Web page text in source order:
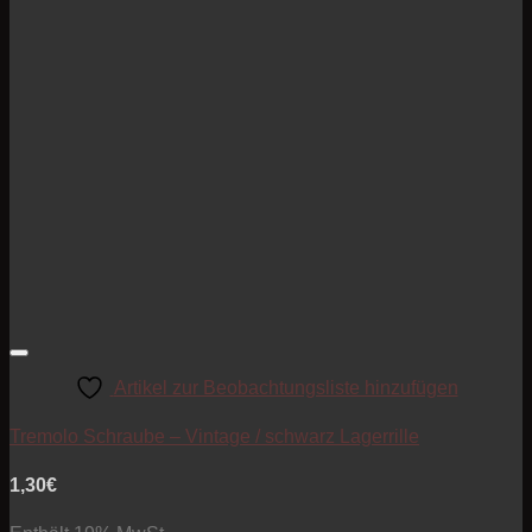
Artikel zur Beobachtungsliste hinzufügen
Tremolo Schraube – Vintage / schwarz Lagerrille
1,30€